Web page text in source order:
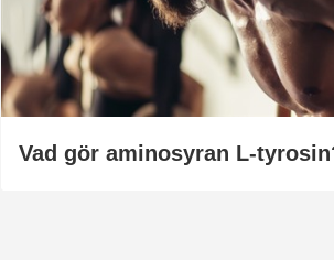
Vad gör aminosyran L-